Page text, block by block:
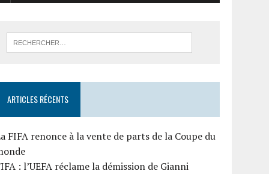
ARTICLES RÉCENTS
FIFA renonce à la vente de parts de la Coupe du
: l’UEFA réclame la démission de Gianni